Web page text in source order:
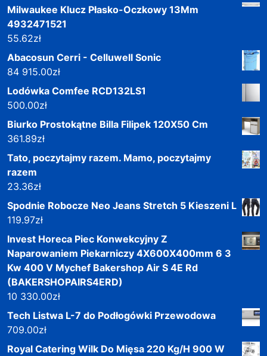
Milwaukee Klucz Płasko-Oczkowy 13Mm
4932471521
55.62zł
Abacosun Cerri - Celluwell Sonic
84 915.00zł
Lodówka Comfee RCD132LS1
500.00zł
Biurko Prostokątne Billa Filipek 120X50 Cm
361.89zł
Tato, poczytajmy razem. Mamo, poczytajmy
razem
23.36zł
Spodnie Robocze Neo Jeans Stretch 5 Kieszeni L
119.97zł
Invest Horeca Piec Konwekcyjny Z
Naparowaniem Piekarniczy 4X600X400mm 6 3
Kw 400 V Mychef Bakershop Air S 4E Rd
(BAKERSHOPAIRS4ERD)
10 330.00zł
Tech Listwa L-7 do Podłogówki Przewodowa
709.00zł
Royal Catering Wilk Do Mięsa 220 Kg/H 900 W